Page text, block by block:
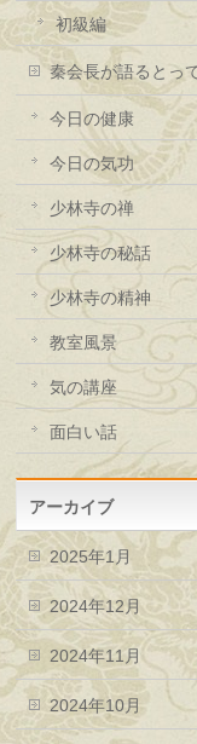
初級編
秦会長が語るとっ
今日の健康
今日の気功
少林寺の禅
少林寺の秘話
少林寺の精神
教室風景
気の講座
面白い話
アーカイブ
2025年1月
2024年12月
2024年11月
2024年10月